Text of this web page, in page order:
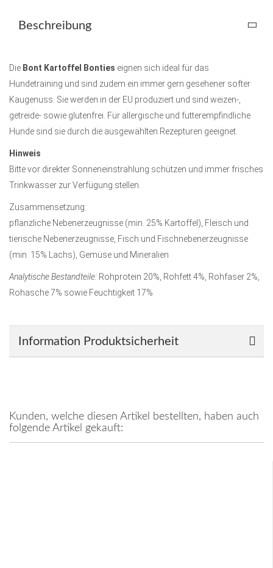
Beschreibung
Die Bont Kartoffel Bonties eignen sich ideal für das
Hundetraining und sind zudem ein immer gern gesehener softer
Kaugenuss. Sie werden in der EU produziert und sind weizen-,
getreide- sowie glutenfrei. Für allergische und futterempfindliche
Hunde sind sie durch die ausgewählten Rezepturen geeignet.
Hinweis
Bitte vor direkter Sonneneinstrahlung schützen und immer frisches
Trinkwasser zur Verfügung stellen.
Zusammensetzung:
pflanzliche Nebenerzeugnisse (min. 25% Kartoffel), Fleisch und
tierische Nebenerzeugnisse, Fisch und Fischnebenerzeugnisse
(min. 15% Lachs), Gemüse und Mineralien
Analytische Bestandteile: Rohprotein 20%, Rohfett 4%, Rohfaser 2%,
Rohasche 7% sowie Feuchtigkeit 17%
Information Produktsicherheit
Kunden, welche diesen Artikel bestellten, haben auch
folgende Artikel gekauft: